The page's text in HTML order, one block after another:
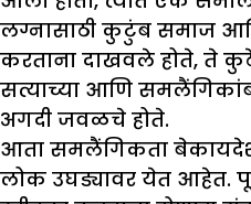
लग्नासाठी कुटुंब समाज
करताना दाखवले होते, ते
सत्याच्या आणि
अगदी जवळचे होते.
आता समलैंगिकता
लोक उघड्यावर येत आहेत.